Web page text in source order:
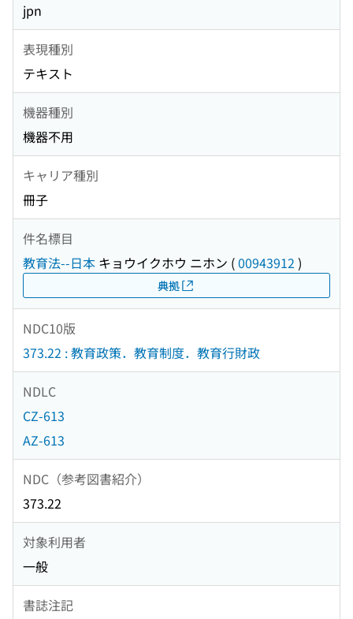
jpn
表現種別
テキスト
機器種別
機器不用
キャリア種別
冊子
件名標目
教育法--日本 キョウイクホウ ニホン (00943912 )
典拠
NDC10版
373.22 : 教育政策．教育制度．教育行財政
NDLC
CZ-613
AZ-613
NDC（参考図書紹介）
373.22
対象利用者
一般
書誌注記